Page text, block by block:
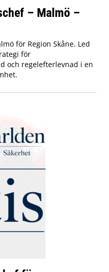
– Malmö –
för Region Skåne. Led
för
och regelefterlevnad i en